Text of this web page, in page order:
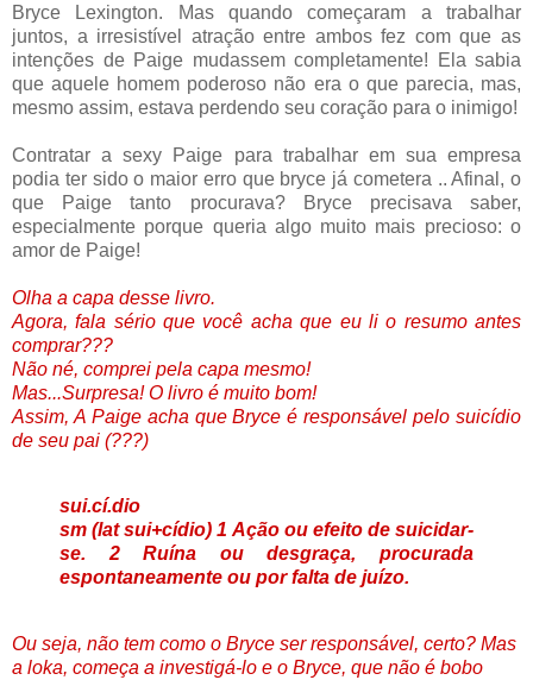
Bryce Lexington. Mas quando começaram a trabalhar
juntos, a irresistível atração entre ambos fez com que as
intenções de Paige mudassem completamente! Ela sabia
que aquele homem poderoso não era o que parecia, mas,
mesmo assim, estava perdendo seu coração para o inimigo!
Contratar a sexy Paige para trabalhar em sua empresa
podia ter sido o maior erro que bryce já cometera .. Afinal, o
que Paige tanto procurava? Bryce precisava saber,
especialmente porque queria algo muito mais precioso: o
amor de Paige!
Olha a capa desse livro.
Agora, fala sério que você acha que eu li o resumo antes
comprar???
Não né, comprei pela capa mesmo!
Mas...Surpresa! O livro é muito bom!
Assim, A Paige acha que Bryce é responsável pelo suicídio
de seu pai (???)
sui.cí.dio
sm (lat sui+cídio) 1 Ação ou efeito de suicidar-
se. 2 Ruína ou desgraça, procurada
espontaneamente ou por falta de juízo.
Ou seja, não tem como o Bryce ser responsável, certo? Mas
a loka, começa a investigá-lo e o Bryce, que não é bobo